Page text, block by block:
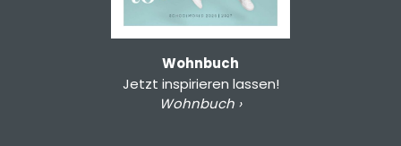
Wohnbuch
Jetzt inspirieren lassen!
Wohnbuch ›